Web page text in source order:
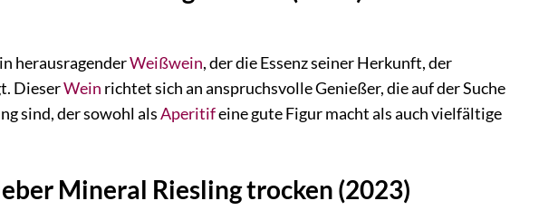
herausragenderWeißwein, der die Essenz seiner Herkunft, der
DieserWein richtet sich an anspruchsvolle Genießer, die auf der Suche
sind, der sowohl alsAperitifeine gute Figur macht als auch vielfältige
Mineral Riesling trocken (2023)